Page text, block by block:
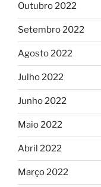
Outubro 2022
Setembro 2022
Agosto 2022
Julho 2022
Junho 2022
Maio 2022
Abril 2022
Março 2022